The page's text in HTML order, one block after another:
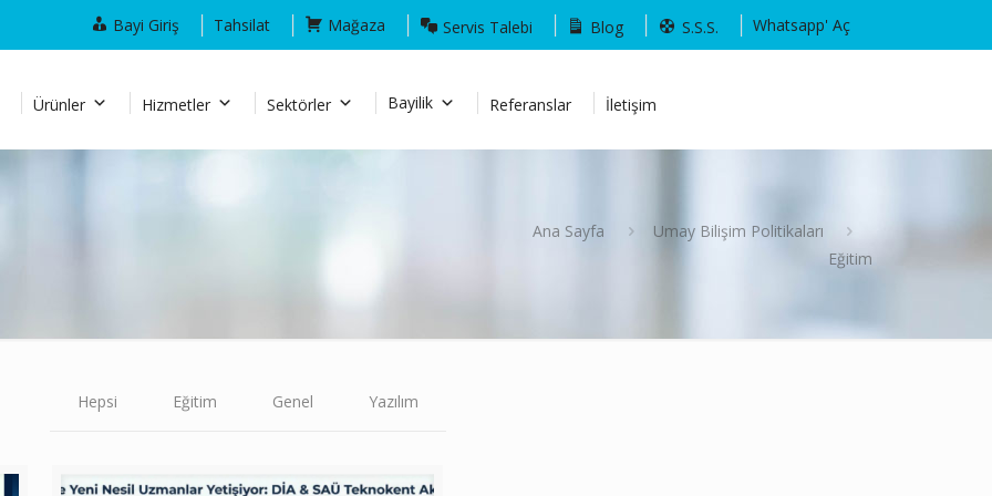
Bayi Giriş Tahsilat Mağaza Servis Talebi Blog S.S.S. Whatsapp' Aç
Ürünler Hizmetler Sektörler Bayilik Referanslar İletişim
Ana Sayfa
Umay Bilişim Politikaları
Eğitim
Hepsi Eğitim Genel Yazılım